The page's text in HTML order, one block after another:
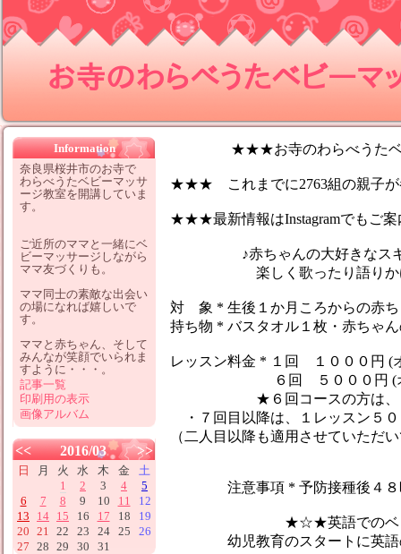
お寺のわらべうたベビーマッ
★★★お寺のわらべうたベ
★★★ これまでに2763組の親子が
★★★最新情報はInstagramでもご案
♪赤ちゃんの大好きなスキン
楽しく歌ったり語りかけな
対 象 * 生後１か月ころからの赤ち
持ち物 * バスタオル１枚・赤ちゃ
レッスン料金 * １回 １０００円 (
６回 ５０００円 (オイ
★６回コースの方は、１レ
・７回目以降は、１レッスン５
（二人目以降も適用させていただ
注意事項 * 予防接種後４８時
★☆★英語でのベビーマ
幼児教育のスタートに英語の
Information
奈良県桜井市のお寺で
わらべうたベビーマッサ
ージ教室を開講していま
す。
ご近所のママと一緒にベ
ビーマッサージしながら
ママ友づくりも。
ママ同士の素敵な出会い
の場になれば嬉しいで
す。
ママと赤ちゃん、そして
みんなが笑顔でいられま
すように・・・。
記事一覧
印刷用の表示
画像アルバム
<< 2016/03 >>
日 月 火 水 木 金
土
1
2 3 4
5
6
7 8 9 10 11
12
13
14 15 16 17 18
19
20 21 22 23 24 25
26
27 28 29 30 31